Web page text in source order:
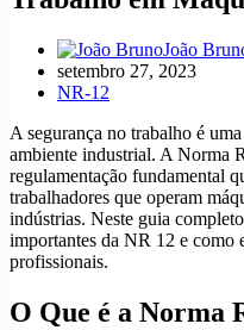
João
setembro 27, 2023
NR-12
A segurança no trabalho é
ambiente industrial. A Norma
regulamentação fundamental
trabalhadores que operam
indústrias. Neste guia
importantes da NR 12 e como
profissionais.
O Que é a Norma